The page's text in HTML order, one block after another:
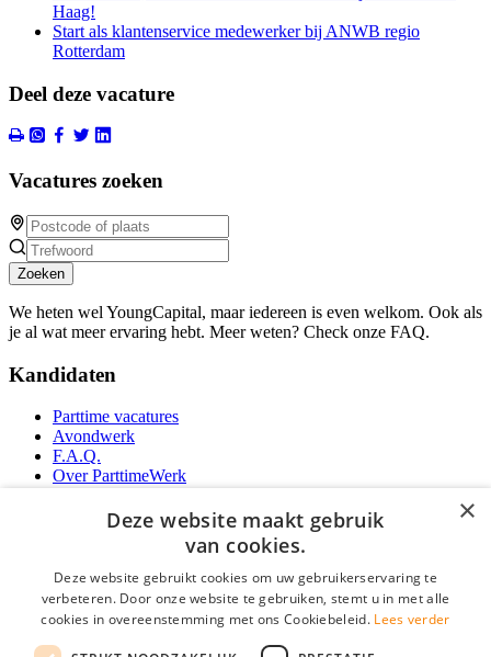
Haag!
Start als klantenservice medewerker bij ANWB regio
Rotterdam
Deel deze vacature
Vacatures zoeken
Zoeken
We heten wel YoungCapital, maar iedereen is even welkom. Ook als
je al wat meer ervaring hebt. Meer weten? Check onze FAQ.
Kandidaten
Parttime vacatures
Avondwerk
F.A.Q.
Over ParttimeWerk
YoungCapital Android App
Parttime personeel
Vacature aanmelden
×
Deze website maakt gebruik
van cookies.
Deze website gebruikt cookies om uw gebruikerservaring te
verbeteren. Door onze website te gebruiken, stemt u in met alle
cookies in overeenstemming met ons Cookiebeleid. Lees verder